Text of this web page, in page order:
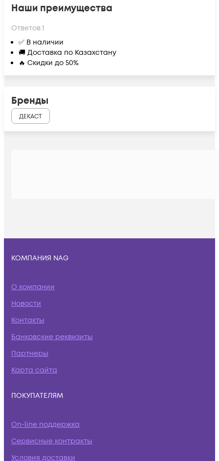
Наши преимущества
Ответов:1
✅ В наличии
🚚 Доставка по Казахстану
🔥 Скидки до 50%
Бренды
ДЕКАСТ
КОМПАНИЯ NAG
О компании
Новости
Контакты
Банковские реквизиты
Партнеры
Карта сайта
ПОКУПАТЕЛЯМ
On-line поддержка
Сервисные контракты
Условия доставки